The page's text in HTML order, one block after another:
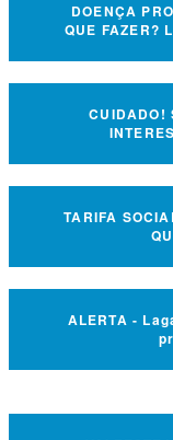
DOENÇA
QUE FAZER?
CUIDADO!
TARIFA
ALERTA -